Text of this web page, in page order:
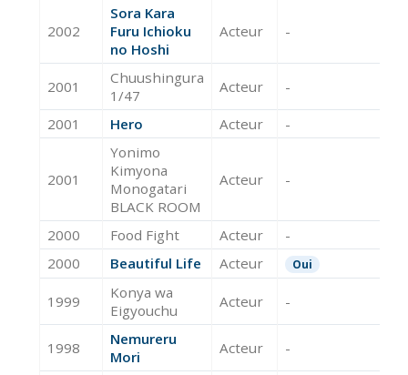
2002
Sora Kara
Furu Ichioku
no Hoshi
Acteur -
2001
Chuushingura
1/47
Acteur -
2001 Hero Acteur -
2001
Yonimo
Kimyona
Monogatari
BLACK ROOM
Acteur -
2000 Food Fight Acteur
-
2000
Beautiful Life Acteur Oui
1999
Konya wa
Eigyouchu
Acteur -
1998
Nemureru
Mori
Acteur -